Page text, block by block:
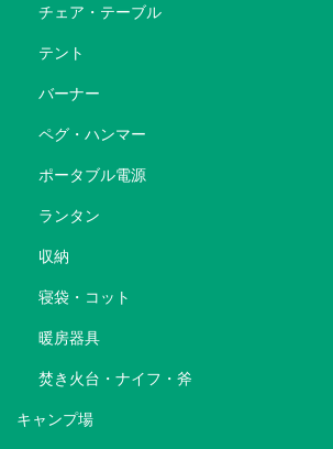
チェア・テーブル
テント
バーナー
ペグ・ハンマー
ポータブル電源
ランタン
収納
寝袋・コット
暖房器具
焚き火台・ナイフ・斧
キャンプ場